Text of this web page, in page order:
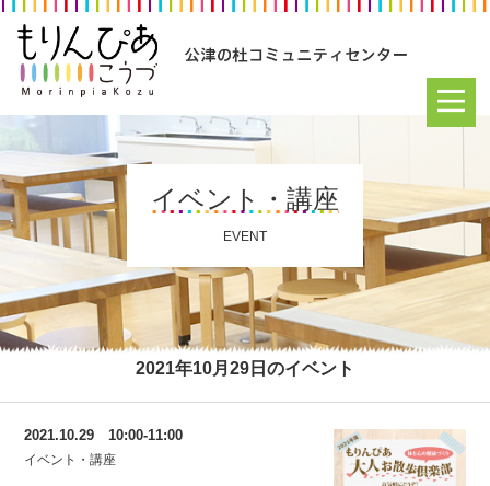
イベント・講座
EVENT
2021年10月29日のイベント
2021.10.29 10:00-11:00
イベント・講座